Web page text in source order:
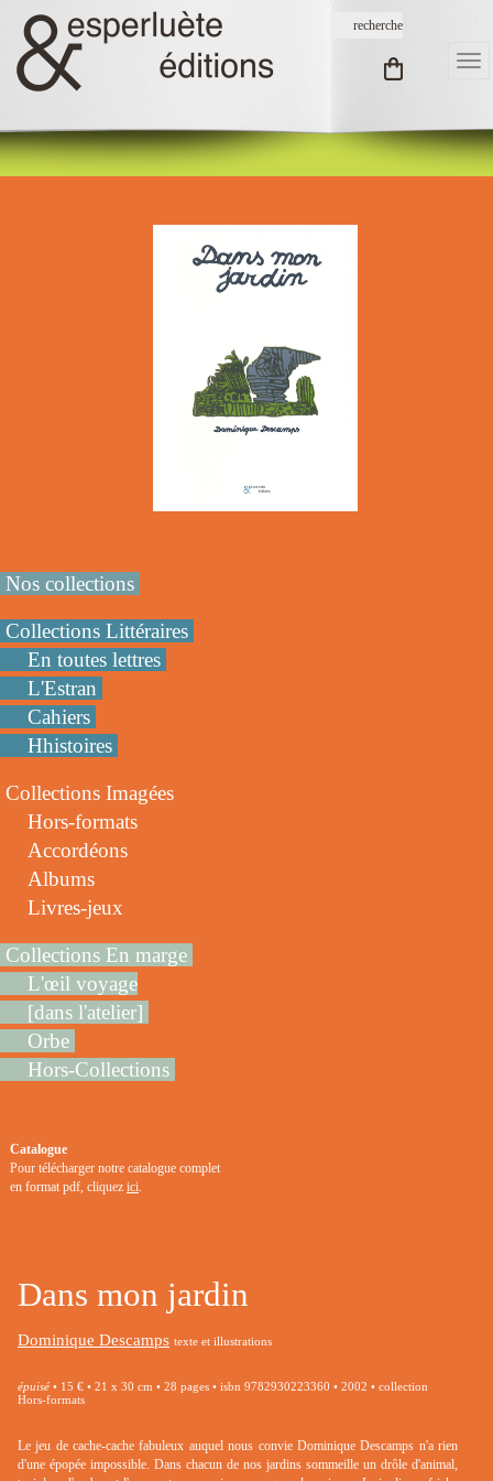
Nos collections
Collections Littéraires
En toutes lettres
L'Estran
Cahiers
Hhistoires
Collections Imagées
Hors-formats
Accordéons
Albums
Livres-jeux
Collections En marge
L'œil voyage
[dans l'atelier]
Orbe
Hors-Collections
Catalogue
Pour télécharger notre catalogue complet
en format pdf, cliquez ici
Dans mon jardin
Dominique Descamps texte et illustrations
épuisé • 15 € • 21 x 30 cm • 28 pages • isbn 9782930223360 • 2002 • collection
Hors-formats
Le jeu de cache-cache fabuleux auquel nous convie Dominique Descamps n'a rien
d'une épopée impossible. Dans chacun de nos jardins sommeille un drôle d'animal,